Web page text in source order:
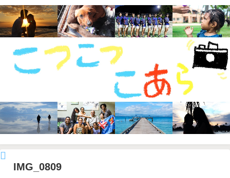
IMG_0809